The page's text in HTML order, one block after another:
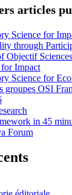
articles
Science for
through
Objectif
Impact
Science for
groupes OSI
in 45
Forum